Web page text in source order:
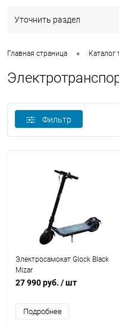
Уточнить раздел
Главная страница • Каталог
Фильтр
Электросамокат Glock Black
Mizar
27 990 руб. / шт
Подробнее